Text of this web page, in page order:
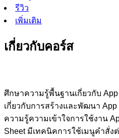
รีวิว
เพิ่มเติม
เกี่ยวกับคอร์ส
ศึกษาความรู้พื้นฐานเกี่ยวกับ
เกี่ยวกับการสร้างและพัฒนา App
ความรู้ความเข้าใจการใช้งาน
Sheet มีเทคนิคการใช้เมนูคำสั่ง